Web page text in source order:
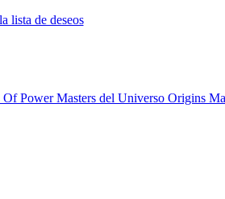
lista de deseos